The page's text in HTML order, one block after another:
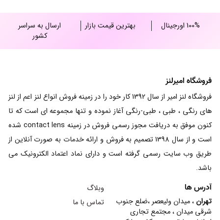
100% اورجینال بهترین قیمت بازار
ارسال به سراسر
کشور
فروشگاه امیرلنز
فروشگاه لنز امیر از سال 1392 کار خود را در زمینه فروش انواع لنز اعم از لنز
های رنگی ، طبی ، طبی-رنگی آغاز نموده و تنها مجموعه ای است که تا
کنون موفق به دریافت مجوز رسمی فروش در زمینه contact lens شده
است و از سال 1398 تصمیم به فروش و ارائه خدمات به صورت آنلاین از
طریق وب سایت رسمی گرفته است و دارای نماد اعتماد الکترونیک می
باشد.
آدرس ها
تهران ، میدان ولیعصر ،ضلع جنوب
شرقی میدان ، مجتمع تجاری
وبلاگ
تماس با ما